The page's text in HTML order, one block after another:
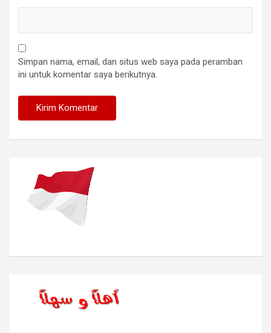
Simpan nama, email, dan situs web saya pada peramban
ini untuk komentar saya berikutnya.